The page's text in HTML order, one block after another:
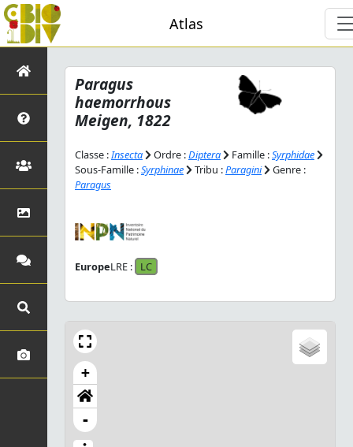
Atlas
Paragus
haemorrhous
Meigen, 1822
Classe :Insecta Ordre :Diptera Famille :Syrphidae
Sous-Famille :Syrphinae Tribu :Paragini
Genre :
Paragus
EuropeLRE : LC
+
-